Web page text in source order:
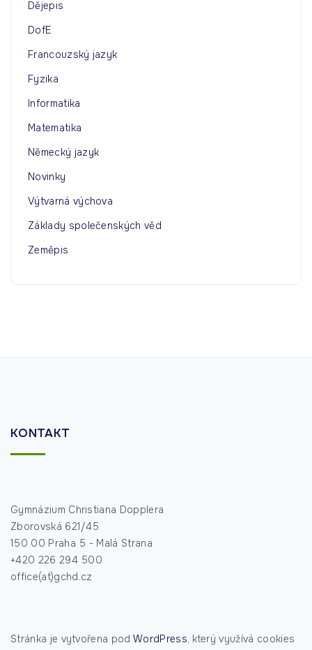
Dějepis
DofE
Francouzský jazyk
Fyzika
Informatika
Matematika
Německý jazyk
Novinky
Výtvarná výchova
Základy společenských věd
Zeměpis
KONTAKT
Gymnázium Christiana Dopplera
Zborovská 621/45
150 00 Praha 5 - Malá Strana
+420 226 294 500
office(at)gchd.cz
Stránka je vytvořena pod WordPress, který využívá cookies